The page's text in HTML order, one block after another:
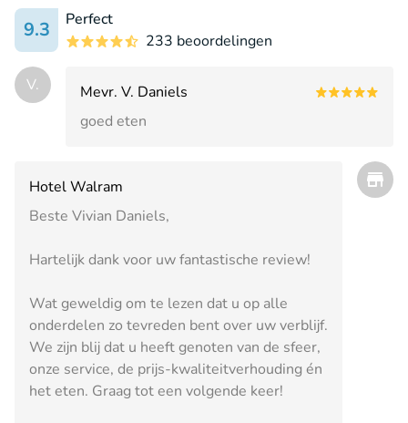
9.3
Perfect
233 beoordelingen
V.
Mevr. V. Daniels
goed eten
Hotel Walram
Beste Vivian Daniels,
Hartelijk dank voor uw fantastische review!
Wat geweldig om te lezen dat u op alle
onderdelen zo tevreden bent over uw verblijf.
We zijn blij dat u heeft genoten van de sfeer,
onze service, de prijs-kwaliteitverhouding én
het eten. Graag tot een volgende keer!